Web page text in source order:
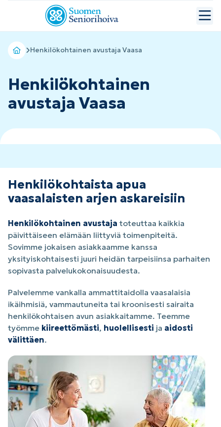
Henkilökohtainen avustaja Vaasa
Henkilökohtainen
avustaja Vaasa
Henkilökohtaista apua
vaasalaisten arjen askareisiin
Henkilökohtainen avustaja toteuttaa kaikkia
päivittäiseen elämään liittyviä toimenpiteitä.
Sovimme jokaisen asiakkaamme kanssa
yksityiskohtaisesti juuri heidän tarpeisiinsa parhaiten
sopivasta palvelukokonaisuudesta.
Palvelemme vankalla ammattitaidolla vaasalaisia
ikäihmisiä, vammautuneita tai kroonisesti sairaita
henkilökohtaisen avun asiakkaitamme. Teemme
työmme kiireettömästi, huolellisesti ja aidosti
välittäen.